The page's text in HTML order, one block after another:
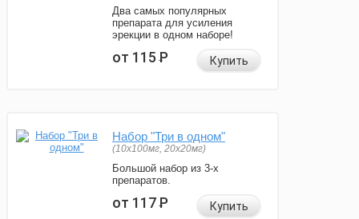
Два самых популярных
препарата для усиления
эрекции в одном наборе!
от 115Р Купить
Набор "Три в одном"
(10x100мг, 20x20мг)
Большой набор из 3-х
препаратов.
от 117Р Купить